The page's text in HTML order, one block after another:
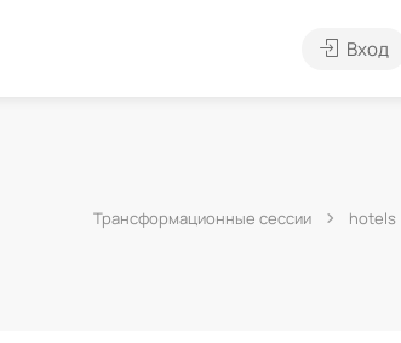
Вход
Трансформационные сессии hotels